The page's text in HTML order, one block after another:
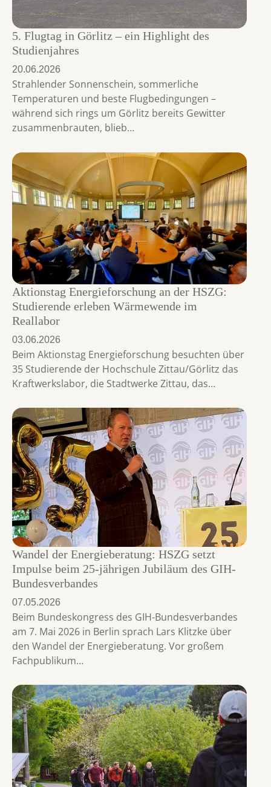
5. Flugtag in Görlitz – ein Highlight des
Studienjahres
20.06.2026
Strahlender Sonnenschein, sommerliche
Temperaturen und beste Flugbedingungen –
während sich rings um Görlitz bereits Gewitter
zusammenbrauten, blieb…
Aktionstag Energieforschung an der HSZG:
Studierende erleben Wärmewende im
Reallabor
03.06.2026
Beim Aktionstag Energieforschung besuchten über
35 Studierende der Hochschule Zittau/Görlitz das
Kraftwerkslabor, die Stadtwerke Zittau, das…
Wandel der Energieberatung: HSZG setzt
Impulse beim 25-jährigen Jubiläum des GIH-
Bundesverbandes
07.05.2026
Beim Bundeskongress des GIH-Bundesverbandes
am 7. Mai 2026 in Berlin sprach Lars Klitzke über
den Wandel der Energieberatung. Vor großem
Fachpublikum…